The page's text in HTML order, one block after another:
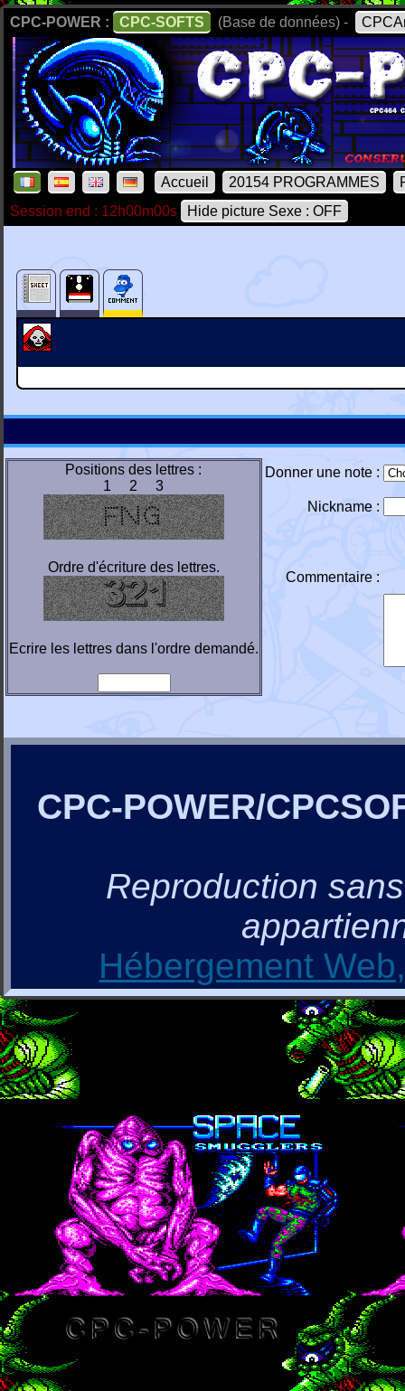
CPC-POWER : CPC-SOFTS (Base de données) -
Accueil 20154 PROGRAMMES
Session end : 12h00m00s
Hide picture Sexe : OFF
Positions des lettres :
1 2 3
Ordre d'écriture des lettres.
Ecrire les lettres dans l'ordre demandé.
Donner une note :
Nickname :
Commentaire :
CPC-POWER/
Reproduction
Hébergement